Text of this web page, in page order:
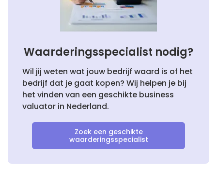
Waarderingsspecialist nodig?
Wil jij weten wat jouw bedrijf waard is of het
bedrijf dat je gaat kopen? Wij helpen je bij
het vinden van een geschikte business
valuator in Nederland.
Zoek een geschikte
waarderingsspecialist